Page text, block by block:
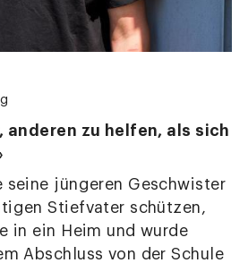
anderen zu helfen, als sich
seine jüngeren Geschwister
Stiefvater schützen,
in ein Heim und wurde
Abschluss von der Schule